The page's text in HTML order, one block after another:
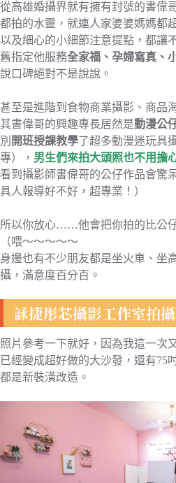
從高雄婚攝界就有擁有封號的書偉
都拍的水靈，就連人家婆婆媽媽都
以及細心的小細節注意提點，都讓
舊指定他服務全家福、孕婦寫真、
說口碑絕對不是說說。
甚至是進階到食物商業攝影、商品
其書偉哥的興趣專長居然是動漫公
別 開班授課教學了超多動漫迷玩具
專）， 男生們來拍大頭照也不用擔
看到攝影師書偉哥的公仔作品會驚
具人報導好不好，超專業！）
所以你放心……他會把你拍的比公
（喂～～～～～
身邊也有不少朋友都是坐火車、坐
攝，滿意度百分百。
詠捷彤芯攝影工作室拍
照片參考一下就好，因為我這一次
已經變成超好做的大沙發，還有75
都是新裝潢改造。